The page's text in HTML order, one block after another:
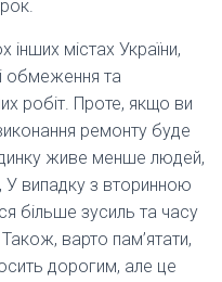
інших містах України,
обмеження та
робіт. Проте, якщо ви
ремонту буде
живе менше людей,
випадку з вторинною
більше зусиль та часу
варто пам’ятати,
дорогим, але це